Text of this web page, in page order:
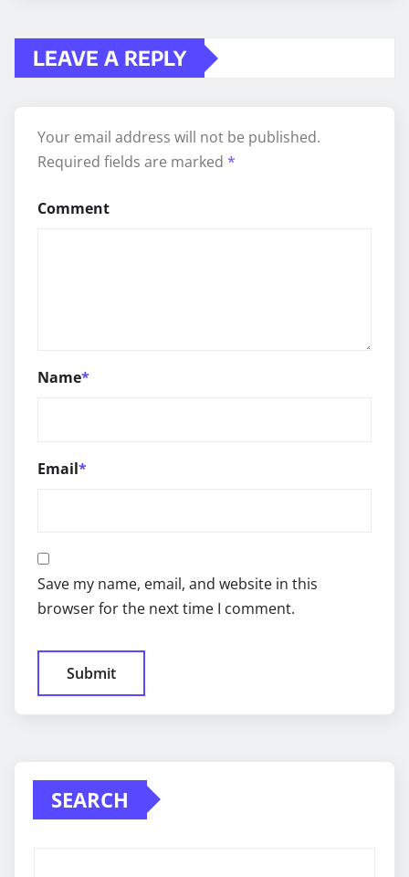
LEAVE A REPLY
Your email address will not be published.
Required fields are marked *
Comment
Name*
Email*
Save my name, email, and website in this
browser for the next time I comment.
SEARCH